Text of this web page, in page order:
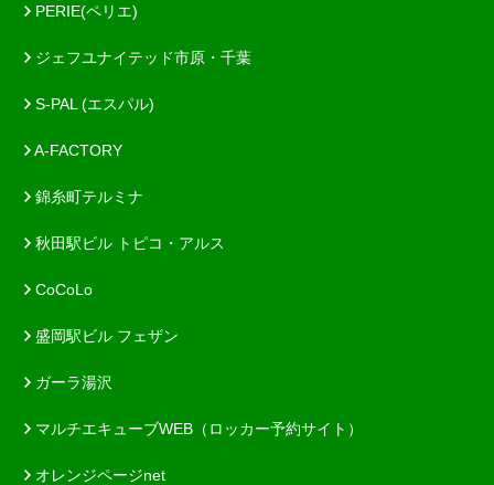
PERIE(ペリエ)
ジェフユナイテッド市原・千葉
S-PAL (エスパル)
A-FACTORY
錦糸町テルミナ
秋田駅ビル トピコ・アルス
CoCoLo
盛岡駅ビル フェザン
ガーラ湯沢
マルチエキューブWEB（ロッカー予約サイト）
オレンジページnet